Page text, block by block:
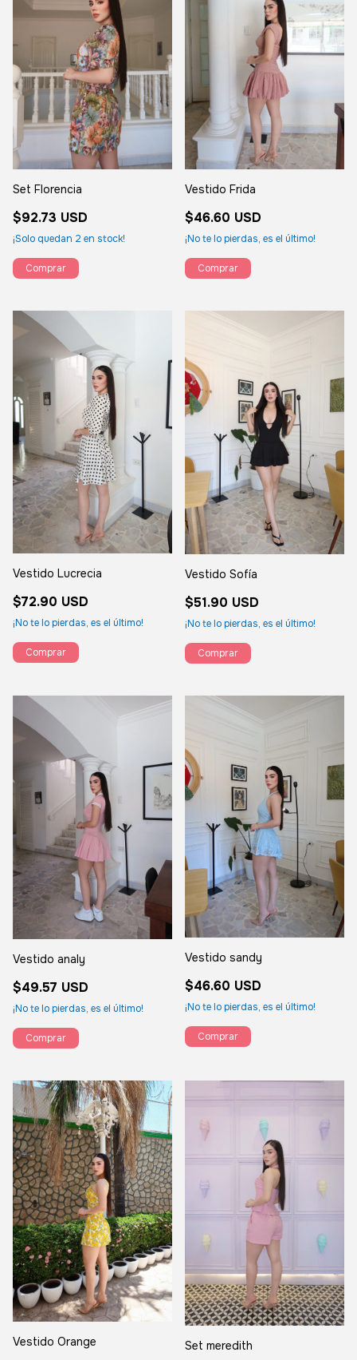
Set Florencia
$92.73 USD
¡Solo quedan 2 en stock!
Comprar
Vestido Frida
$46.60 USD
¡No te lo pierdas, es el último!
Comprar
Vestido Lucrecia
$72.90 USD
¡No te lo pierdas, es el último!
Comprar
Vestido Sofía
$51.90 USD
¡No te lo pierdas, es el último!
Comprar
Vestido analy
$49.57 USD
¡No te lo pierdas, es el último!
Comprar
Vestido sandy
$46.60 USD
¡No te lo pierdas, es el último!
Comprar
Vestido Orange Set meredith